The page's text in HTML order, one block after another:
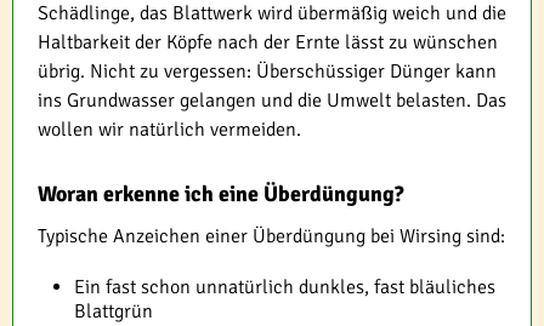
Schädlinge, das Blattwerk wird übermäßig weich und die
Haltbarkeit der Köpfe nach der Ernte lässt zu wünschen
übrig. Nicht zu vergessen: Überschüssiger Dünger kann
ins Grundwasser gelangen und die Umwelt belasten. Das
wollen wir natürlich vermeiden.
Woran erkenne ich eine Überdüngung?
Typische Anzeichen einer Überdüngung bei Wirsing sind:
Ein fast schon unnatürlich dunkles, fast bläuliches
Blattgrün